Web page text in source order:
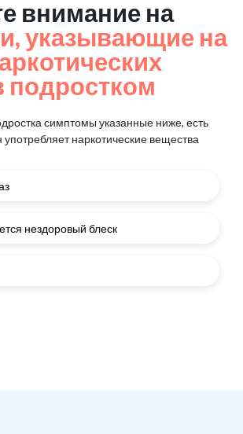
внимание на
указывающие на
подростком
симптомы указанные ниже, есть
употребляет наркотические вещества
нездоровый блеск